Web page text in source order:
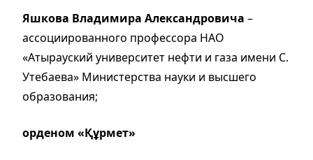
Яшкова Владимира Александровича –
ассоциированного профессора НАО
«Атырауский университет нефти и газа имени С.
Утебаева» Министерства науки и высшего
образования;
орденом «Құрмет»